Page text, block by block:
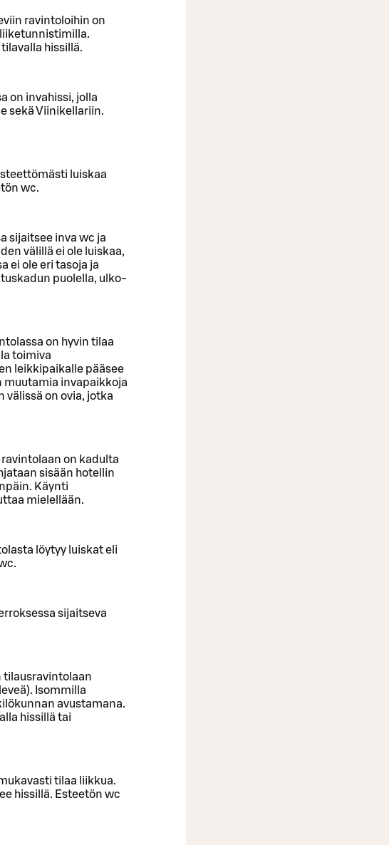
ravintoloihin on
hissillä.
on invahissi, jolla
sekä Viinikellariin.
luiskaa
wc.
sijaitsee inva wc ja
välillä ei ole luiskaa,
ei ole eri tasoja ja
puolella, ulko-
on hyvin tilaa
toimiva
leikkipaikalle pääsee
muutamia invapaikkoja
välissä on ovia, jotka
on kadulta
sisään hotellin
Käynti
mielellään.
löytyy luiskat eli
sijaitseva
tilausravintolaan
Isommilla
avustamana.
hissillä tai
tilaa liikkua.
hissillä. Esteetön wc